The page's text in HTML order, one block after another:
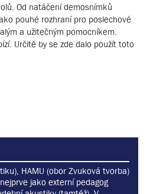
Od natáčení demosnímků
pouhé rozhraní pro poslechové
a užitečným pomocníkem.
Určitě by se zde dalo použít toto
HAMU (obor Zvuková tvorba)
jako externí pedagog